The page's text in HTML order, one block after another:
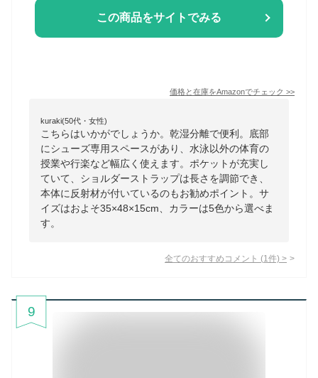
この商品をサイトでみる
価格と在庫をAmazonでチェック >>
kuraki(50代・女性)
こちらはいかがでしょうか。乾湿分離で便利。底部
にシューズ専用スペースがあり、水泳以外の体育の
授業や行楽など幅広く使えます。ポケットが充実し
ていて、ショルダーストラップは長さを調節でき、
本体に反射材が付いているのもお勧めポイント。サ
イズはおよそ35×48×15cm、カラーは5色から選べま
す。
全てのおすすめコメント (1 件) >
9